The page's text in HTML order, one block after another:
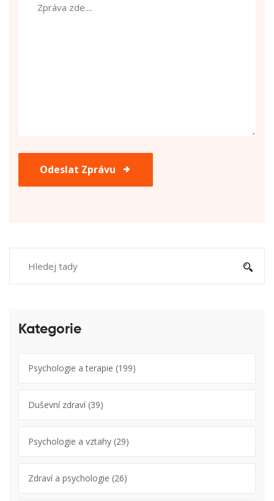
Odeslat Zprávu
Kategorie
Psychologie a terapie (199)
Duševní zdraví(39)
Psychologie a vztahy (29)
Zdraví a psychologie (26)